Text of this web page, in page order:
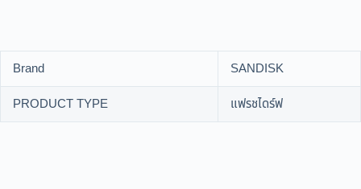
Brand
SANDISK
PRODUCT TYPE
แฟรชไดร์ฟ